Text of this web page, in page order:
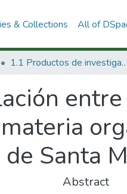
& Collections All of
1.1 Productos de investigación
Santa
Abstract